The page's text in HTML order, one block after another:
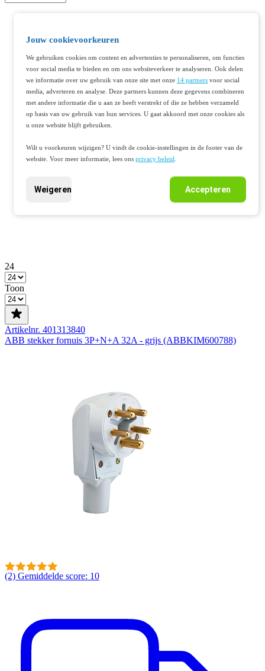
Jouw cookievoorkeuren
We gebruiken cookies om content en advertenties te personaliseren, om functies
voor social media te bieden en om ons websiteverkeer te analyseren. Ook delen
we informatie over uw gebruik van onze site met onze 14 partners voor social
media, adverteren en analyse. Deze partners kunnen deze gegevens combineren
met andere informatie die u aan ze heeft verstrekt of die ze hebben verzameld
op basis van uw gebruik van hun services. U gaat akkoord met onze cookies als
u onze website blijft gebruiken.
Wilt u voorkeuren wijzigen? U vindt de cookie-instellingen in de footer van de
website. Voor meer informatie, lees ons privacy beleid
Weigeren Accepteren
24
Toon
Artikelnr. 401313840
ABB stekker fornuis 3P+N+A 32A - grijs (ABBKIM600788)
(2) Gemiddelde score: 10